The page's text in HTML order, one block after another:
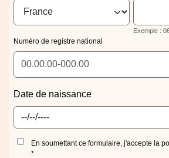
Exemple :
Numéro de registre national
Date de naissance
En soumettant ce formulaire, j'accepte la